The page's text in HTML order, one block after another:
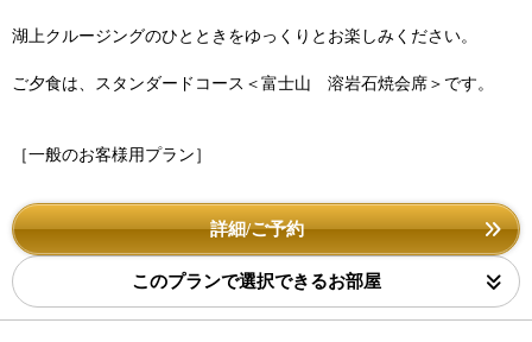
湖上クルージングのひとときをゆっくりとお楽しみください。
ご夕食は、スタンダードコース＜富士山 溶岩石焼会席＞です。
［一般のお客様用プラン］
詳細/ご予約
このプランで選択できるお部屋